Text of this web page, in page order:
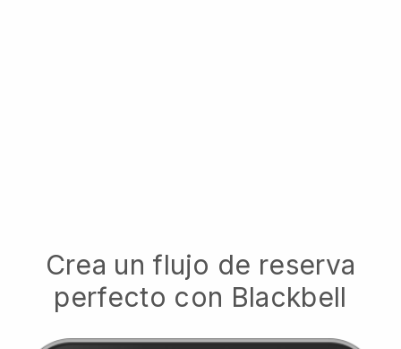
Crea un flujo de reserva
perfecto con Blackbell